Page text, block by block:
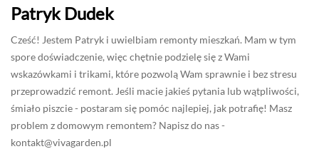
Patryk Dudek
Cześć! Jestem Patryk i uwielbiam remonty mieszkań. Mam w tym
spore doświadczenie, więc chętnie podzielę się z Wami
wskazówkami i trikami, które pozwolą Wam sprawnie i bez stresu
przeprowadzić remont. Jeśli macie jakieś pytania lub wątpliwości,
śmiało piszcie - postaram się pomóc najlepiej, jak potrafię! Masz
problem z domowym remontem? Napisz do nas -
kontakt@vivagarden.pl